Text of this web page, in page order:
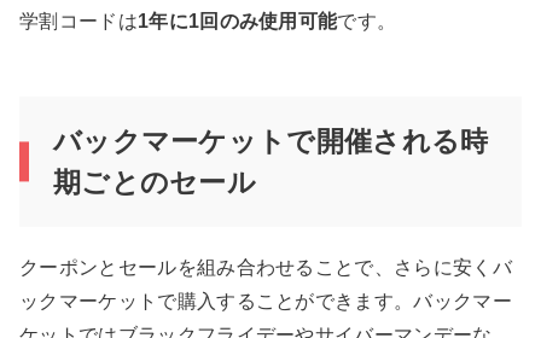
学割コードは1年に1回のみ使用可能です。
バックマーケットで開催される時
期ごとのセール
クーポンとセールを組み合わせることで、さらに安くバ
ックマーケットで購入することができます。バックマー